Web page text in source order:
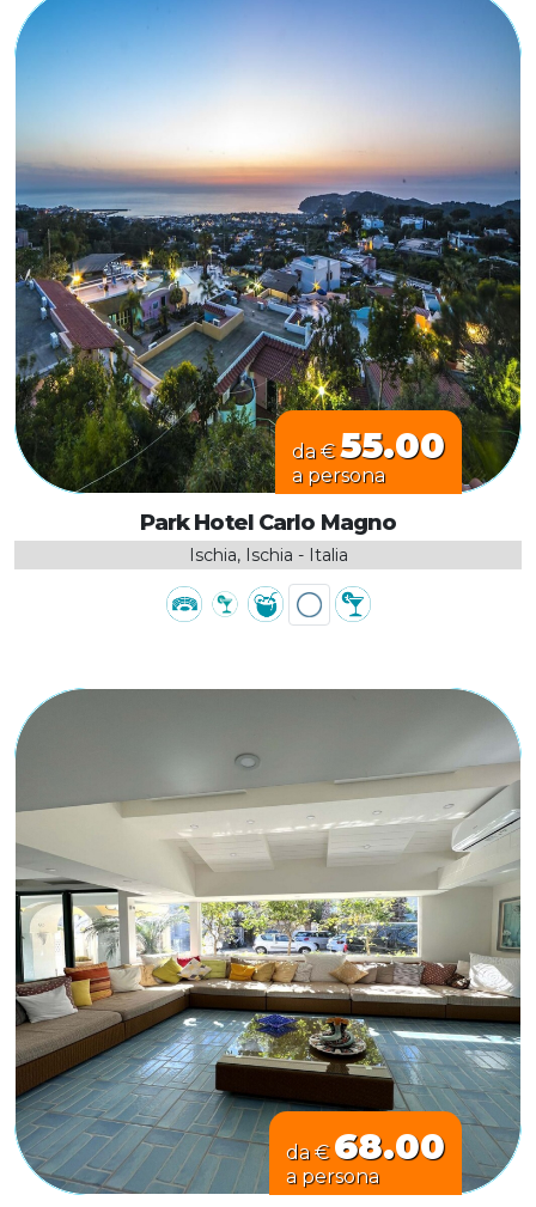
da €55.00
a persona
Park Hotel Carlo Magno
Ischia, Ischia - Italia
da € 68.00
a persona